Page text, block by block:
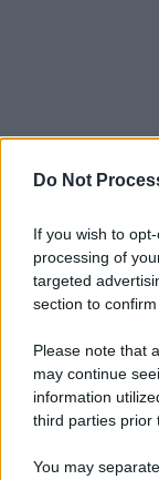
Do Not
If you wish to
processing of
targeted
section to confirm
Please note that
may continue
information
third parties prior
You may